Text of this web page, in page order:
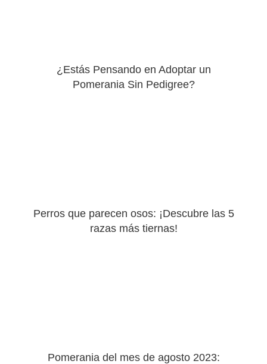
¿Estás Pensando en Adoptar un
Pomerania Sin Pedigree?
Perros que parecen osos: ¡Descubre las 5
razas más tiernas!
Pomerania del mes de agosto 2023: